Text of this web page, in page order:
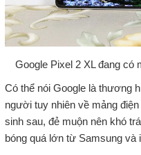
Google Pixel 2 XL đang
Có thể nói Google là thương
người tuy nhiên về mảng
sinh sau, đẻ muộn nên khó
bóng quá lớn từ Samsung và